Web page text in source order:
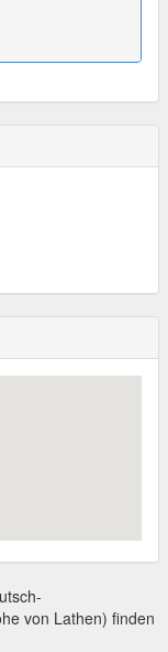
von Lathen) finden